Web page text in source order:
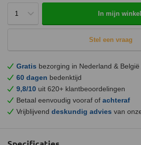
In mijn
Stel een vraag
Gratis bezorging in Nederland & België
60 dagen bedenktijd
9,8/10 uit 620+ klantbeoordelingen
Betaal eenvoudig vooraf of achteraf
Vrijblijvend deskundig advies van